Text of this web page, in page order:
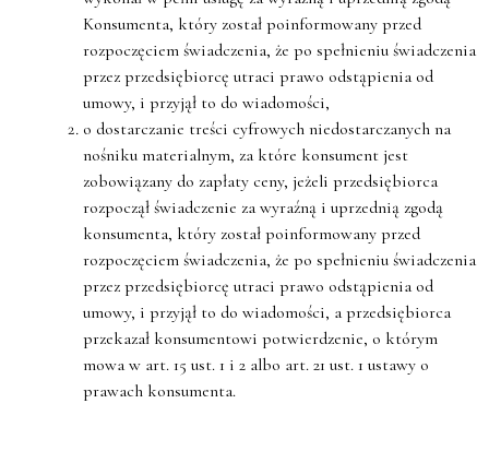
Konsumenta, który został poinformowany przed
rozpoczęciem świadczenia, że po spełnieniu świadczenia
przez przedsiębiorcę utraci prawo odstąpienia od
umowy, i przyjął to do wiadomości,
o dostarczanie treści cyfrowych niedostarczanych na
nośniku materialnym, za które konsument jest
zobowiązany do zapłaty ceny, jeżeli przedsiębiorca
rozpoczął świadczenie za wyraźną i uprzednią zgodą
konsumenta, który został poinformowany przed
rozpoczęciem świadczenia, że po spełnieniu świadczenia
przez przedsiębiorcę utraci prawo odstąpienia od
umowy, i przyjął to do wiadomości, a przedsiębiorca
przekazał konsumentowi potwierdzenie, o którym
mowa w art. 15 ust. 1 i 2 albo art. 21 ust. 1 ustawy o
prawach konsumenta.